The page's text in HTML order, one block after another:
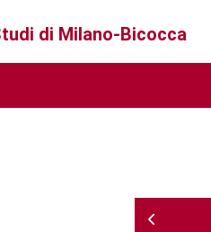
di Milano-Bicocca